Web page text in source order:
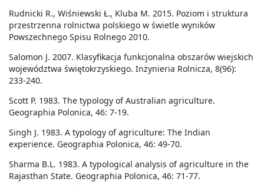
Rudnicki R., Wiśniewski Ł., Kluba M. 2015. Poziom i struktura
przestrzenna rolnictwa polskiego w świetle wyników
Powszechnego Spisu Rolnego 2010.
Salomon J. 2007. Klasyfikacja funkcjonalna obszarów wiejskich
województwa świętokrzyskiego. Inżynieria Rolnicza, 8(96):
233-240.
Scott P. 1983. The typology of Australian agriculture.
Geographia Polonica, 46: 7-19.
Singh J. 1983. A typology of agriculture: The Indian
experience. Geographia Polonica, 46: 49-70.
Sharma B.L. 1983. A typological analysis of agriculture in the
Rajasthan State. Geographia Polonica, 46: 71-77.